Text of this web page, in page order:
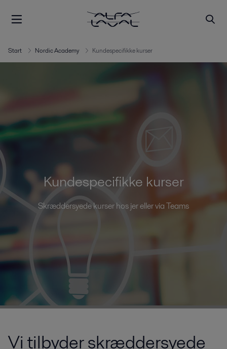
Start Nordic Academy Kundespecifikke kurser
Kundespecifikke kurser
Skræddersyede kurser hos jer eller via Teams
Vi tilbyder skræddersyede